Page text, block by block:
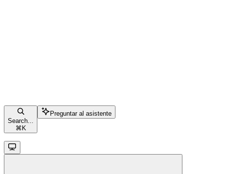
Search...
⌘ K
Preguntar al asistente